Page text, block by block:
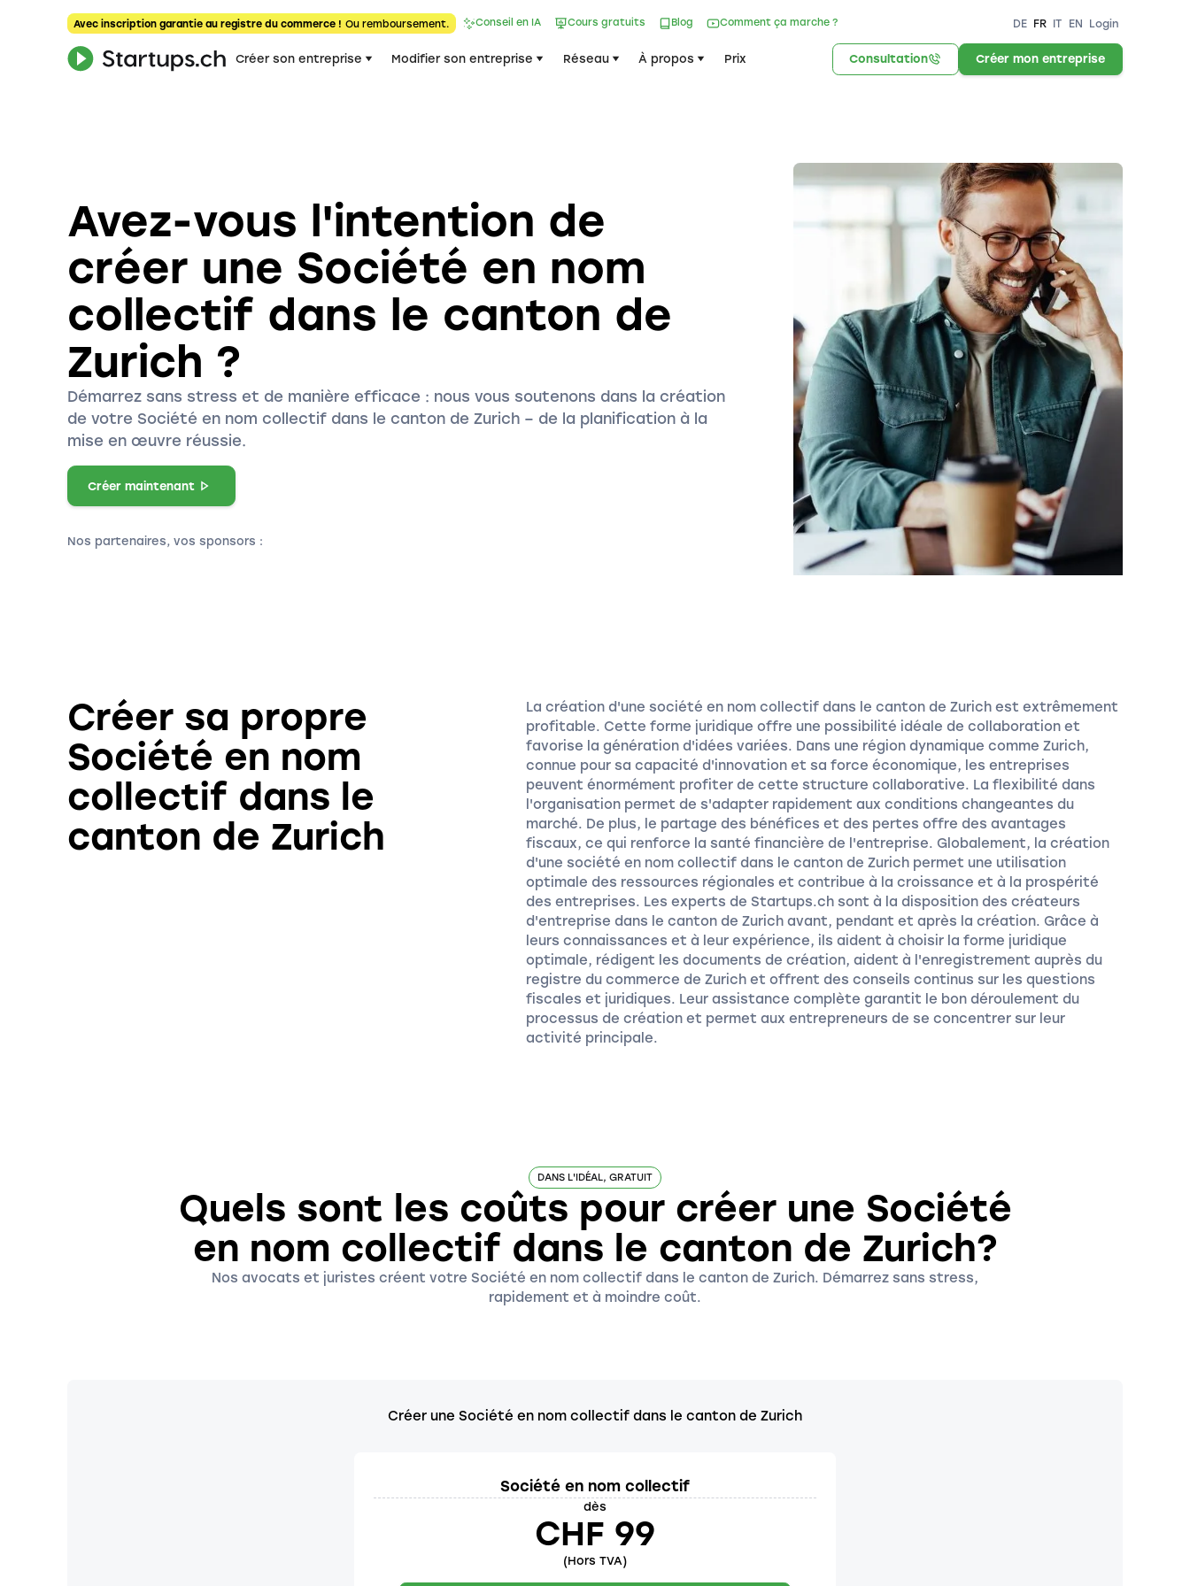
Avec inscription garantie au registre du commerce ! Ou remboursement. Conseil en IA Cours gratuits Blog Comment ça marche ? DE FR IT EN Login
Créer son entreprise Modifier son entreprise Réseau À propos Prix Consultation Créer mon entreprise
Avez-vous l'intention de
créer une Société en nom
collectif dans le canton de
Zurich ?
Démarrez sans stress et de manière efficace : nous vous soutenons dans la création
de votre Société en nom collectif dans le canton de Zurich – de la planification à la
mise en œuvre réussie.
Créer maintenant
Nos partenaires, vos sponsors :
Créer sa propre
Société en nom
collectif dans le
canton de Zurich
La création d'une société en nom collectif dans le canton de Zurich est extrêmement
profitable. Cette forme juridique offre une possibilité idéale de collaboration et
favorise la génération d'idées variées. Dans une région dynamique comme Zurich,
connue pour sa capacité d'innovation et sa force économique, les entreprises
peuvent énormément profiter de cette structure collaborative. La flexibilité dans
l'organisation permet de s'adapter rapidement aux conditions changeantes du
marché. De plus, le partage des bénéfices et des pertes offre des avantages
fiscaux, ce qui renforce la santé financière de l'entreprise. Globalement, la création
d'une société en nom collectif dans le canton de Zurich permet une utilisation
optimale des ressources régionales et contribue à la croissance et à la prospérité
des entreprises. Les experts de Startups.ch sont à la disposition des créateurs
d'entreprise dans le canton de Zurich avant, pendant et après la création. Grâce à
leurs connaissances et à leur expérience, ils aident à choisir la forme juridique
optimale, rédigent les documents de création, aident à l'enregistrement auprès du
registre du commerce de Zurich et offrent des conseils continus sur les questions
fiscales et juridiques. Leur assistance complète garantit le bon déroulement du
processus de création et permet aux entrepreneurs de se concentrer sur leur
activité principale.
DANS L'IDÉAL, GRATUIT
Quels sont les coûts pour créer une Société
en nom collectif dans le canton de Zurich?
Nos avocats et juristes créent votre Société en nom collectif dans le canton de Zurich. Démarrez sans stress,
rapidement et à moindre coût.
Créer une Société en nom collectif dans le canton de Zurich
Société en nom collectif
dès
CHF 99
(Hors TVA)